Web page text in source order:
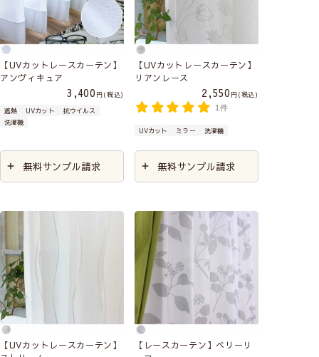
【UVカットレースカーテン】
アンヴィキュア
3,400
税込
遮熱
UVカット
抗ウイルス
洗濯機
無料サンプル請求
【UVカットレースカーテン】
リアンレース
2,550
税込
1件
UVカット ミラー 洗濯機
無料サンプル請求
【UVカットレースカーテン】
【レースカーテン】ベリーリ